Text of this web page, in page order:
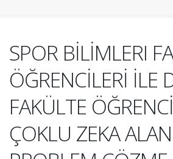
SPOR BİLİMLERI
ÖĞRENCİLERİ İLE
FAKÜLTE
ÇOKLU ZEKA